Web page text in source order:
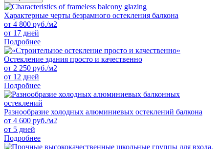
Характерные черты безрамного остекления балкона
от 4 800 руб./м2
от 17 дней
Подробнее
Остекление здания просто и качественно
от 2 250 руб./м2
от 12 дней
Подробнее
Разнообразие холодных алюминиевых остеклений балкона
от 4 600 руб./м2
от 5 дней
Подробнее